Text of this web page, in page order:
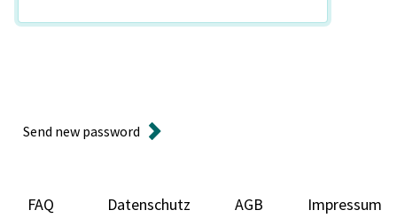
Send new password
FAQ Datenschutz AGB Impressum